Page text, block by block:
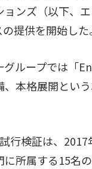
ョンズ（以下、
提供を開始した
グループでは「
本格展開とい
行検証は、
に所属する15名